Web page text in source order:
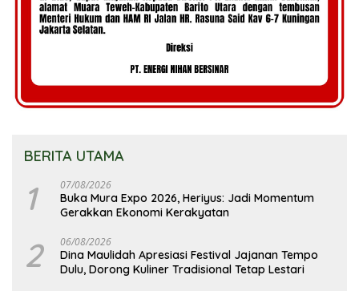
BERITA UTAMA
1 07/08/2026
Buka Mura Expo 2026, Heriyus: Jadi Momentum
Gerakkan Ekonomi Kerakyatan
2 06/08/2026
Dina Maulidah Apresiasi Festival Jajanan Tempo
Dulu, Dorong Kuliner Tradisional Tetap Lestari